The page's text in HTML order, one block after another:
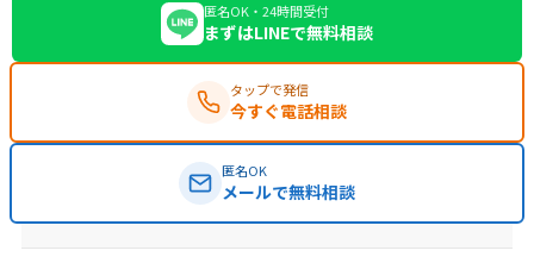
匿名OK・24時間受付
まずはLINEで無料相談
タップで発信
今すぐ電話相談
匿名OK
メールで無料相談